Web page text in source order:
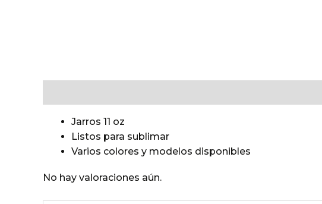
Jarros 11 oz
Listos para sublimar
Varios colores y modelos disponibles
No hay valoraciones aún.